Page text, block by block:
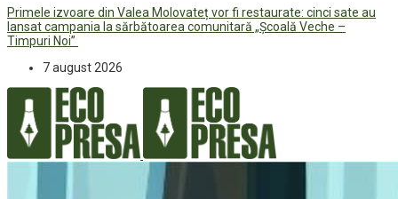
Primele izvoare din Valea Molovateț vor fi restaurate: cinci sate au
lansat campania la sărbătoarea comunitară „Școală Veche –
Timpuri Noi”
7 august 2026